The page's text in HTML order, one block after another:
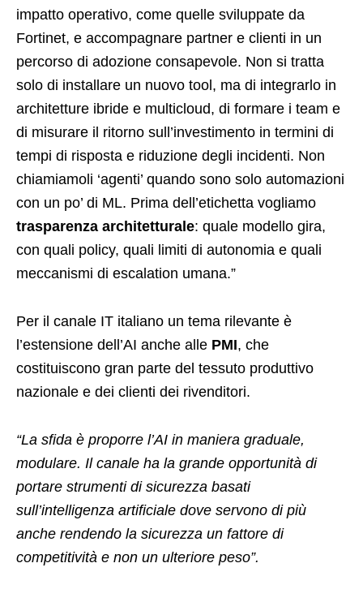
impatto operativo, come quelle sviluppate da
Fortinet, e accompagnare partner e clienti in un
percorso di adozione consapevole. Non si tratta
solo di installare un nuovo tool, ma di integrarlo in
architetture ibride e multicloud, di formare i team e
di misurare il ritorno sull’investimento in termini di
tempi di risposta e riduzione degli incidenti. Non
chiamiamoli ‘agenti’ quando sono solo automazioni
con un po’ di ML. Prima dell’etichetta vogliamo
trasparenza architetturale: quale modello gira,
con quali policy, quali limiti di autonomia e quali
meccanismi di escalation umana.”
Per il canale IT italiano un tema rilevante è
l’estensione dell’AI anche alle PMI, che
costituiscono gran parte del tessuto produttivo
nazionale e dei clienti dei rivenditori.
“La sfida è proporre l’AI in maniera graduale,
modulare. Il canale ha la grande opportunità di
portare strumenti di sicurezza basati
sull’intelligenza artificiale dove servono di più
anche rendendo la sicurezza un fattore di
competitività e non un ulteriore peso”.